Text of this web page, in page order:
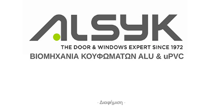
- Διαφήμιση -